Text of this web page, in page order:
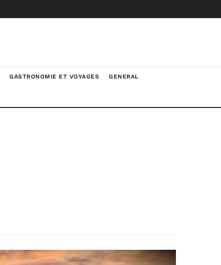
GASTRONOMIE ET VOYAGES GENERAL